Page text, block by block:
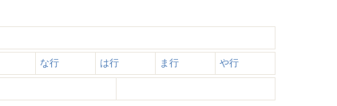
な行 は行 ま行 や行